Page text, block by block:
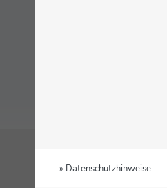
» Datenschutzhinweise